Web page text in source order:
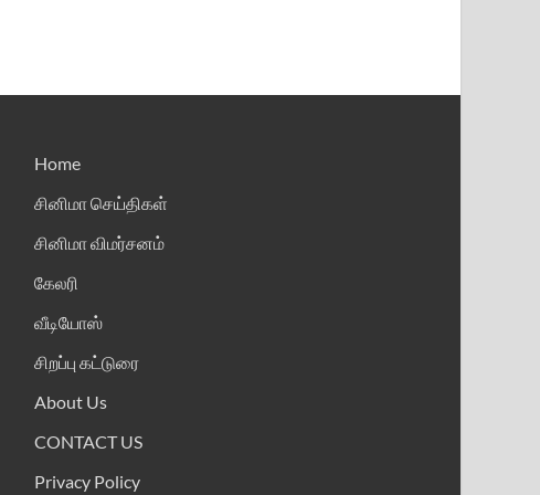
Home
சினிமா செய்திகள்
சினிமா விமர்சனம்
கேலரி
வீடியோஸ்
சிறப்பு கட்டுரை
About Us
CONTACT US
Privacy Policy